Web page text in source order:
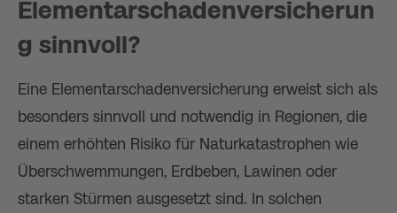
Elementarschadenversicherun
g sinnvoll?
Eine Elementarschadenversicherung erweist sich als
besonders sinnvoll und notwendig in Regionen, die
einem erhöhten Risiko für Naturkatastrophen wie
Überschwemmungen, Erdbeben, Lawinen oder
starken Stürmen ausgesetzt sind. In solchen